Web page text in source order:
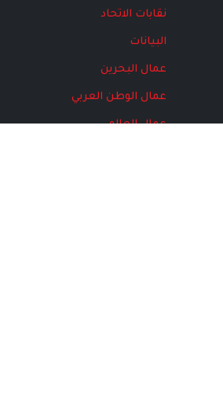
نقابات الاتحاد
البيانات
عمال البحرين
عمال الوطن العربي
عمال العالم